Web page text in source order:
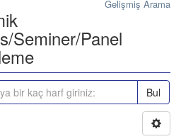
Gelişmiş Arama
Seminer/Panel
Bul